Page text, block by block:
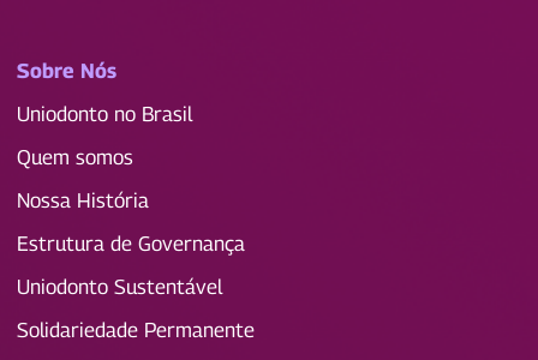
Sobre Nós
Uniodonto no Brasil
Quem somos
Nossa História
Estrutura de Governança
Uniodonto Sustentável
Solidariedade Permanente